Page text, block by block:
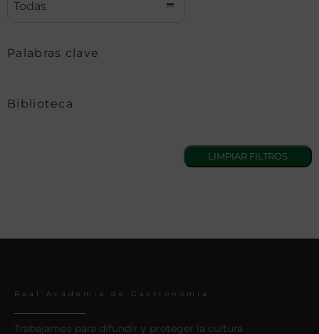
Todas
Palabras clave
Biblioteca
Real Academia de Gastronomía
Trabajamos para difundir y proteger la cultura